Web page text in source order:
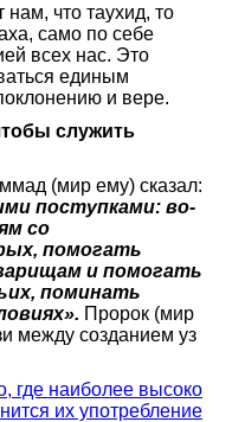
что таухид, то
само по себе
всех нас. Это
единым
и вере.
служить
(мир ему) сказал:
поступками: во-
со
помогать
и помогать
поминать
Пророк (мир
между созданием уз
где наиболее высоко
их употребление